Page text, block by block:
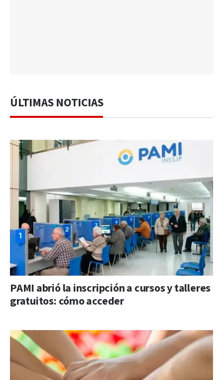
ÚLTIMAS NOTICIAS
PAMI abrió la inscripción a cursos y talleres
gratuitos: cómo acceder